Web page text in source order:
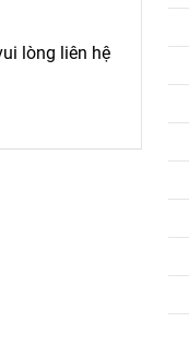
lòng liên hệ